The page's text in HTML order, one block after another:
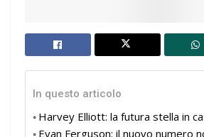
In questo articolo
Harvey Elliott: la futura stella in
Evan Ferguson: il nuovo numero